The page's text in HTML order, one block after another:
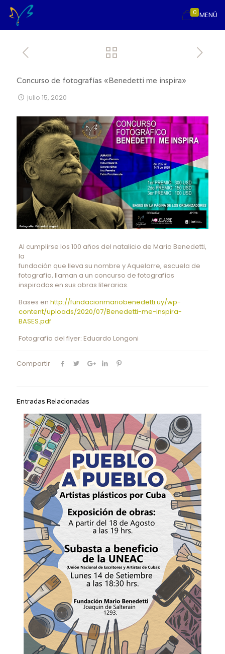
MENÚ
0
Concurso de fotografías «Benedetti me inspira»
julio 15, 2020
Al cumplirse los 100 años del natalicio de Mario Benedetti,
la
fundación que lleva su nombre y Aquelarre, escuela de
fotografía, llaman a un concurso de fotografías
inspiradas en sus obras literarias.
Bases en http://fundacionmariobenedetti.uy/wp-
content/uploads/2020/07/Benedetti-me-inspira-
BASES.pdf
Fotografía del flyer: Eduardo Longoni
Compartir
Entradas Relacionadas